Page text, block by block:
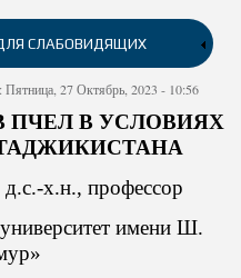
Республики Таджикистан
Республики
и преподавательской
экономики и демографии
СЛАБОВИДЯЩИХ
Пятница, 27 Октябрь, 2023 - 10:56
ПЧЕЛ В УСЛОВИЯХ
х.н., профессор
имени Ш.